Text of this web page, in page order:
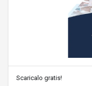
Scaricalo gratis!